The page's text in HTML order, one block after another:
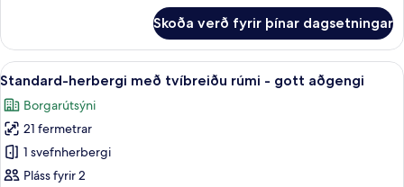
fyrir
fjóra
(with
for
4)
Skoða verð fyrir þínar dagsetningar
Skoða
allar
myndir
fyrir
Standard-
herbergi
Standard-herbergi með tvíbreiðu
7
Standard-herbergi með tvíbreiðu rúmi - gott aðgengi
Borgarútsýni
21 fermetrar
1 svefnherbergi
Pláss fyrir 2